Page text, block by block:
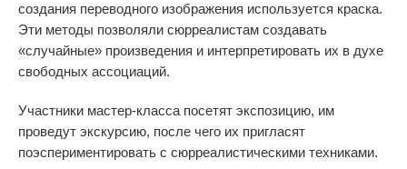
создания переводного изображения используется краска.
Эти методы позволяли сюрреалистам создавать
«случайные» произведения и интерпретировать их в духе
свободных ассоциаций.
Участники мастер-класса посетят экспозицию, им
проведут экскурсию, после чего их пригласят
поэспериментировать с сюрреалистическими техниками.